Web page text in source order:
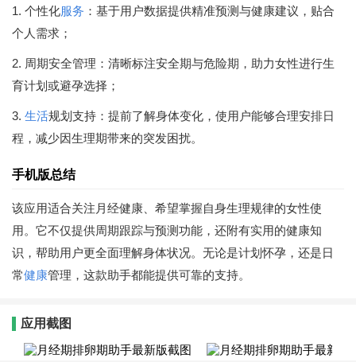
1. 个性化服务 ：基于用户数据提供精准预测与健康建议，贴合
个人需求；
2. 周期安全管理：清晰标注安全期与危险期，助力女性进行生
育计划或避孕选择；
3. 生活规划支持：提前了解身体变化，使用户能够合理安排日
程，减少因生理期带来的突发困扰。
手机版总结
该应用适合关注月经健康、希望掌握自身生理规律的女性使
用。它不仅提供周期跟踪与预测功能，还附有实用的健康知
识，帮助用户更全面理解身体状况。无论是计划怀孕，还是日
常健康管理，这款助手都能提供可靠的支持。
应用截图